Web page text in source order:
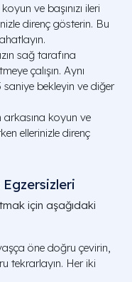
ve başınızı ileri
direnç gösterin. Bu
sağ tarafına
çalışın. Aynı
bekleyin ve diğer
arkasına koyun ve
ellerinizle direnç
için aşağıdaki
öne doğru çevirin,
tekrarlayın. Her iki